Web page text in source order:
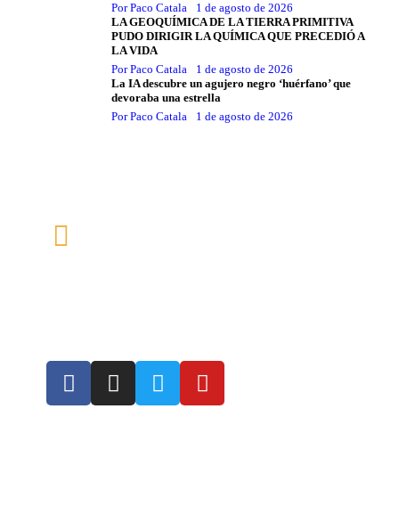
PorPaco Catala
1 de agosto de 2026
LA GEOQUÍMICA DE LA TIERRA PRIMITIVA
PUDO DIRIGIR LA QUÍMICA QUE PRECEDIÓ A
LA VIDA
PorPaco Catala
1 de agosto de 2026
La IA descubre un agujero negro ‘huérfano’ que
devoraba una estrella
PorPaco Catala 1 de agosto de 2026